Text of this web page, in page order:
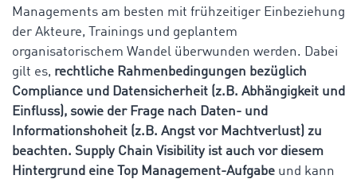
Managements am besten mit frühzeitiger Einbeziehung
der Akteure, Trainings und geplantem
organisatorischem Wandel überwunden werden. Dabei
gilt es, rechtliche Rahmenbedingungen bezüglich
Compliance und Datensicherheit (z.B. Abhängigkeit und
Einfluss), sowie der Frage nach Daten- und
Informationshoheit (z.B. Angst vor Machtverlust) zu
beachten. Supply Chain Visibility ist auch vor diesem
Hintergrund eine Top Management-Aufgabe und kann